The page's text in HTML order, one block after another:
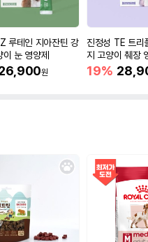
루테인 지아잔틴 강
이 눈 영양제
원
진정성 TE 트리
지 고양이 췌장
19%